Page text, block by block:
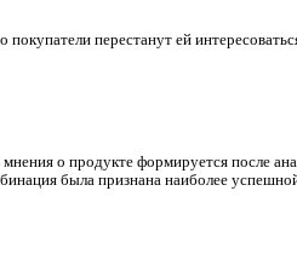
покупатели перестанут ей
о продукте формируется после
была признана наиболее